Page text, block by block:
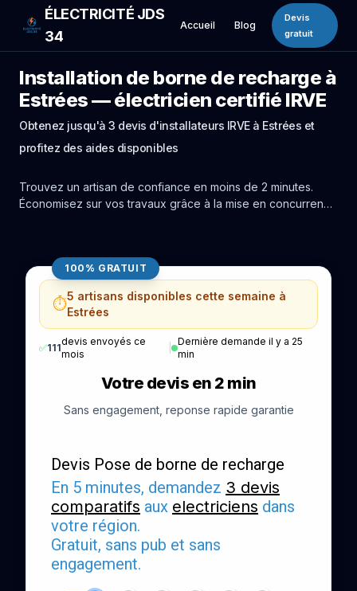
ÉLECTRICITÉ JDS
34
Accueil Blog
Devis
gratuit
Installation de borne de recharge à
Estrées — électricien certifié IRVE
Obtenez jusqu'à 3 devis d'installateurs IRVE à Estrées et
profitez des aides disponibles
Trouvez un artisan de confiance en moins de 2 minutes.
Économisez sur vos travaux grâce à la mise en concurrence
100% GRATUIT
⏱️5 artisans disponibles cette semaine à
Estrées
✅111
devis envoyés ce
mois
Dernière demande il y a 25
min
Votre devis en 2 min
Sans engagement, reponse rapide garantie
Devis Pose de borne de recharge
En 5 minutes, demandez 3 devis
comparatifs aux electriciens dans
votre région.
Gratuit, sans pub et sans
engagement.